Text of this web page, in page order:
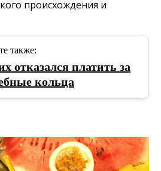
происхождения и
также:
отказался платить за
кольца